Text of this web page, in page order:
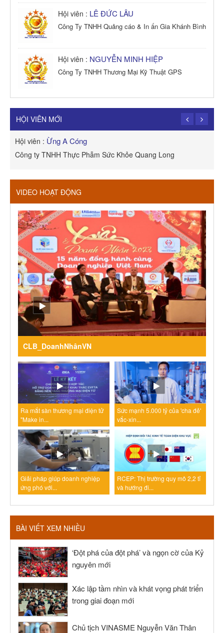
Hội viên : LÊ ĐỨC LÂU
Công Ty TNHH Quảng cáo & In ấn Gia Khánh Bình
Hội viên : NGUYỄN MINH HIỆP
Công Ty TNHH Thương Mại Kỹ Thuật GPS
Công Ty TNHH Dịch vụ Cuộc Sống Hạnh Phúc
HỘI VIÊN MỚI
Hội viên : Ừng A Cóng
Công ty TNHH Thực Phẫm Sức Khỏe Quang Long
VIDEO HOẠT ĐỘNG
CLB_DoanhNhânVN
Ra mắt sàn thương mại điện tử
"Make in...
Sức mạnh 5.000 tỷ của 'cha đẻ'
vắc-xin...
Giải pháp giúp doanh nghiệp
ứng phó với...
RCEP: Thị trường quy mô 2,2 tỉ
và hướng đi...
BÀI VIẾT XEM NHIỀU
‘Đột phá của đột phá’ và ngọn cờ của Kỷ
nguyên mới
Xác lập tầm nhìn và khát vọng phát triển
trong giai đoạn mới
Chủ tịch VINASME Nguyễn Văn Thân